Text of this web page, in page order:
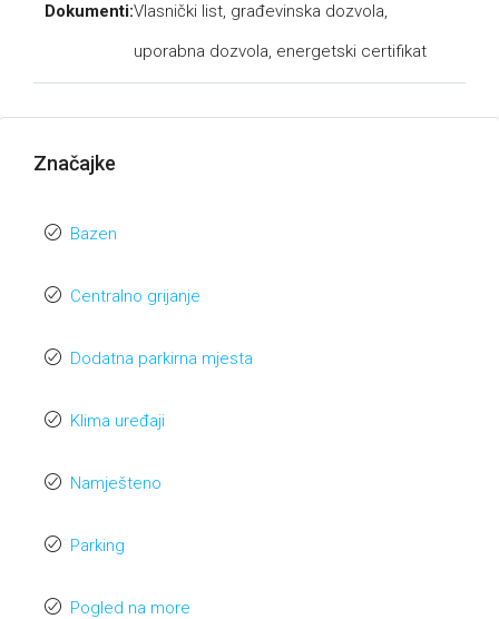
Dokumenti:Vlasnički list, građevinska dozvola,
uporabna dozvola, energetski certifikat
Značajke
Bazen
Centralno grijanje
Dodatna parkirna mjesta
Klima uređaji
Namješteno
Parking
Pogled na more